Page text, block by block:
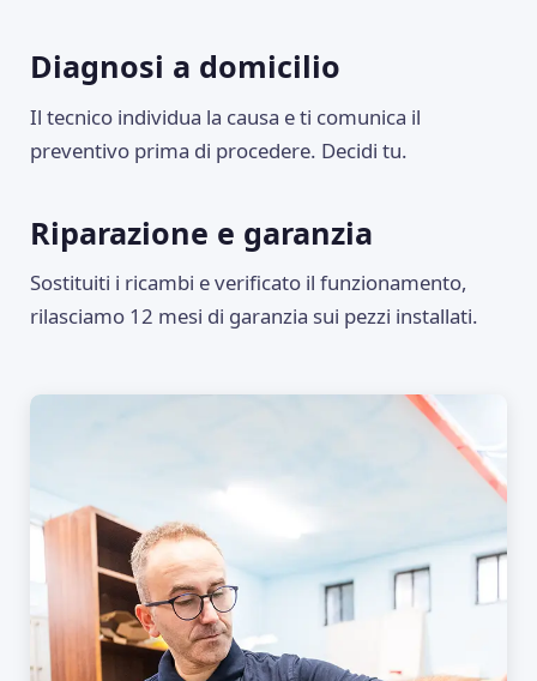
Diagnosi a domicilio
Il tecnico individua la causa e ti comunica il
preventivo prima di procedere. Decidi tu.
Riparazione e garanzia
Sostituiti i ricambi e verificato il funzionamento,
rilasciamo 12 mesi di garanzia sui pezzi installati.